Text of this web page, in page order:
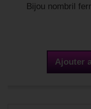
Bijou nombril
Ajouter